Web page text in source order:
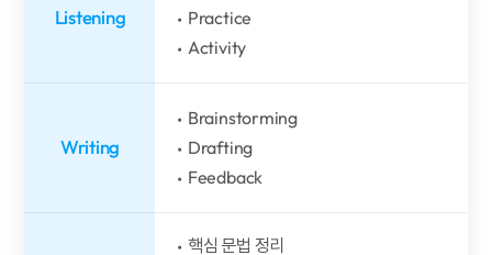
Listening
Practice
Activity
Writing
Brainstorming
Drafting
Feedback
핵심 문법 정리